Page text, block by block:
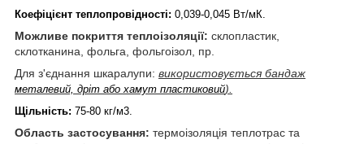
Коефіцієнт теплопровідності: 0,039-0,045 Вт/мК.
Можливе покриття теплоізоляції: склопластик,
склотканина, фольга, фольгоізол, пр.
Для з'єднання шкаралупи: використовується бандаж
металевий, дріт або хамут пластиковий).
Щільність: 75-80 кг/м3.
Область застосування: термоізоляція теплотрас та